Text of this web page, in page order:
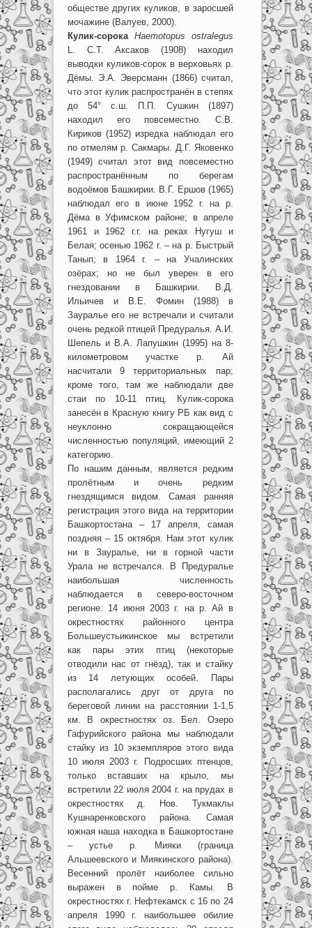
обществе других куликов, в заросшей
мочажине (Валуев, 2000).
Кулик-сорока Haemotopus ostralegus
L. С.Т. Аксаков (1908) находил
выводки куликов-сорок в верховьях р.
Дёмы. Э.А. Эверсманн (1866) считал,
что этот кулик распространён в степях
до 54° с.ш. П.П. Сушкин (1897)
находил его повсеместно. С.В.
Кириков (1952) изредка наблюдал его
по отмелям р. Сакмары. Д.Г. Яковенко
(1949) считал этот вид повсеместно
распространённым по берегам
водоёмов Башкирии. В.Г. Ершов (1965)
наблюдал его в июне 1952 г. на р.
Дёма в Уфимском районе; в апреле
1961 и 1962 г.г. на реках Нугуш и
Белая; осенью 1962 г. – на р. Быстрый
Танып; в 1964 г. – на Учалинских
озёрах; но не был уверен в его
гнездовании в Башкирии. В.Д.
Ильичев и В.Е. Фомин (1988) в
Зауралье его не встречали и считали
очень редкой птицей Предуралья. А.И.
Шепель и В.А. Лапушкин (1995) на 8-
километровом участке р. Ай
насчитали 9 территориальных пар;
кроме того, там же наблюдали две
стаи по 10-11 птиц. Кулик-сорока
занесён в Красную книгу РБ как вид с
неуклонно сокращающейся
численностью популяций, имеющий 2
категорию.
По нашим данным, является редким
пролётным и очень редким
гнездящимся видом. Самая ранняя
регистрация этого вида на территории
Башкортостана – 17 апреля, самая
поздняя – 15 октября. Нам этот кулик
ни в Зауралье, ни в горной части
Урала не встречался. В Предуралье
наибольшая численность
наблюдается в северо-восточном
регионе. 14 июня 2003 г. на р. Ай в
окрестностях районного центра
Большеустьикинское мы встретили
как пары этих птиц (некоторые
отводили нас от гнёзд), так и стайку
из 14 летующих особей. Пары
располагались друг от друга по
береговой линии на расстоянии 1-1,5
км. В окрестностях оз. Бел. Озеро
Гафурийского района мы наблюдали
стайку из 10 экземпляров этого вида
10 июля 2003 г. Подросших птенцов,
только вставших на крыло, мы
встретили 22 июля 2004 г. на прудах в
окрестностях д. Нов. Тукмаклы
Кушнаренковского района. Самая
южная наша находка в Башкортостане
– устье р. Мияки (граница
Альшеевского и Миякинского района).
Весенний пролёт наиболее сильно
выражен в пойме р. Камы. В
окрестностях г. Нефтекамск с 16 по 24
апреля 1990 г. наибольшее обилие